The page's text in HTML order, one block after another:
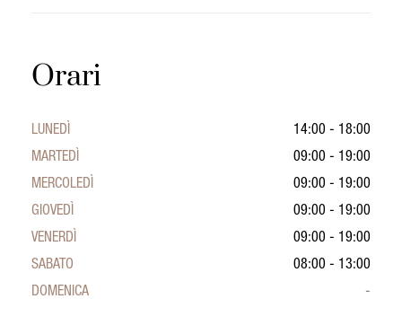
Orari
LUNEDÌ
14:00 - 18:00
MARTEDÌ
09:00 - 19:00
MERCOLEDÌ
09:00 - 19:00
GIOVEDÌ
09:00 - 19:00
VENERDÌ
09:00 - 19:00
SABATO
08:00 - 13:00
DOMENICA
-